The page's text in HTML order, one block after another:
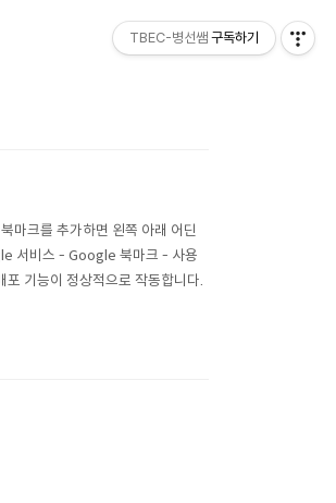
마크를 추가하면 왼쪽 아래 어딘
서비스 - Google 북마크 - 사용
기능이 정상적으로 작동합니다.
TBEC-병선쌤 구독하기